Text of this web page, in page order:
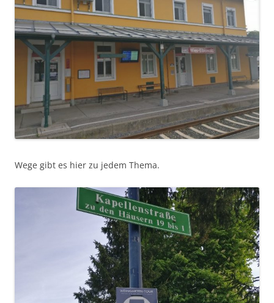
Wege gibt es hier zu jedem Thema.